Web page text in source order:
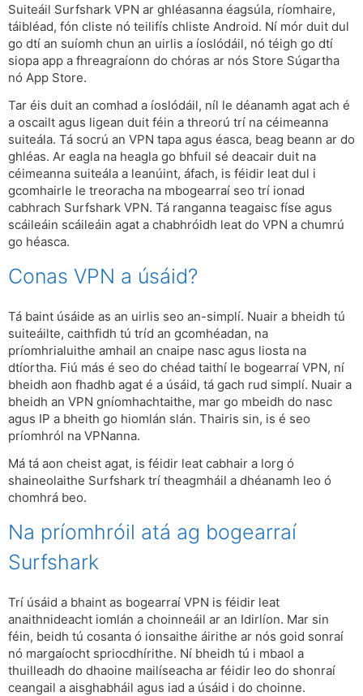
Suiteáil Surfshark VPN ar ghléasanna éagsúla, ríomhaire,
táibléad, fón cliste nó teilifís chliste Android. Ní mór duit dul
go dtí an suíomh chun an uirlis a íoslódáil, nó téigh go dtí
siopa app a fhreagraíonn do chóras ar nós Store Súgartha
nó App Store.
Tar éis duit an comhad a íoslódáil, níl le déanamh agat ach é
a oscailt agus ligean duit féin a threorú trí na céimeanna
suiteála. Tá socrú an VPN tapa agus éasca, beag beann ar do
ghléas. Ar eagla na heagla go bhfuil sé deacair duit na
céimeanna suiteála a leanúint, áfach, is féidir leat dul i
gcomhairle le treoracha na mbogearraí seo trí ionad
cabhrach Surfshark VPN. Tá ranganna teagaisc físe agus
scáileáin scáileáin agat a chabhróidh leat do VPN a chumrú
go héasca.
Conas VPN a úsáid?
Tá baint úsáide as an uirlis seo an-simplí. Nuair a bheidh tú
suiteáilte, caithfidh tú tríd an gcomhéadan, na
príomhrialuithe amhail an cnaipe nasc agus liosta na
dtíortha. Fiú más é seo do chéad taithí le bogearraí VPN, ní
bheidh aon fhadhb agat é a úsáid, tá gach rud simplí. Nuair a
bheidh an VPN gníomhachtaithe, mar go mbeidh do nasc
agus IP a bheith go hiomlán slán. Thairis sin, is é seo
príomhról na VPNanna.
Má tá aon cheist agat, is féidir leat cabhair a lorg ó
shaineolaithe Surfshark trí theagmháil a dhéanamh leo ó
chomhrá beo.
Na príomhróil atá ag bogearraí
Surfshark
Trí úsáid a bhaint as bogearraí VPN is féidir leat
anaithnideacht iomlán a choinneáil ar an Idirlíon. Mar sin
féin, beidh tú cosanta ó ionsaithe áirithe ar nós goid sonraí
nó margaíocht spriocdhírithe. Ní bheidh tú i mbaol a
thuilleadh do dhaoine mailíseacha ar féidir leo do shonraí
ceangail a aisghabháil agus iad a úsáid i do choinne.